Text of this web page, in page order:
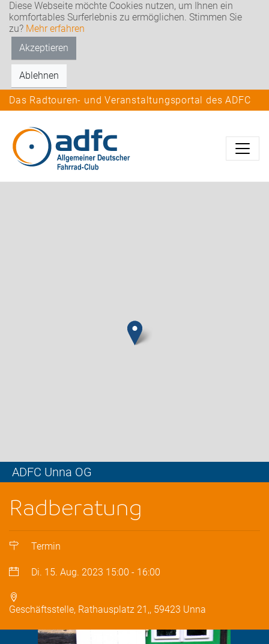
Diese Webseite möchte Cookies nutzen, um Ihnen ein
komfortables Surferlebnis zu ermöglichen. Stimmen Sie
zu? Mehr erfahren
Akzeptieren
Ablehnen
Das Radtouren- und Veranstaltungsportal des ADFC
ADFC Unna OG
Radberatung
Termin
Di. 15. Aug. 2023 15:00 - 16:00
Geschäftsstelle, Rathausplatz 21,, 59423 Unna